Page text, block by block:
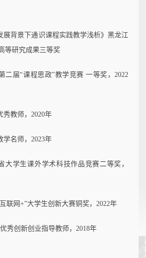
展背景下通识课程实践教学浅析》黑龙江
等研究成果三等奖
二届“课程思政”教学竞赛 一等奖，2022
秀教师，2020年
学名师，2023年
大学生课外学术科技作品竞赛二等奖，
联网+”大学生创新大赛铜奖，2022年
秀创新创业指导教师，2018年